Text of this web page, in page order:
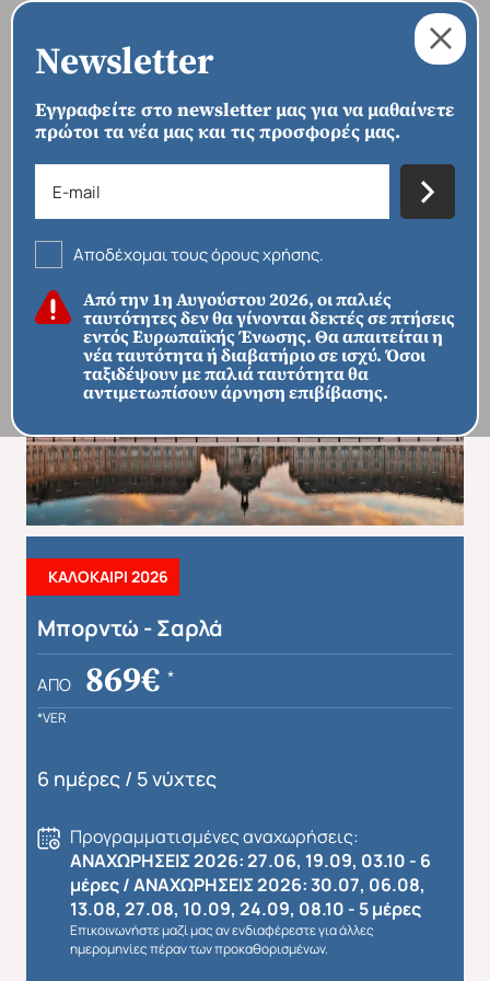
Newsletter
Εγγραφείτε στο newsletter μας για να μαθαίνετε
πρώτοι τα νέα μας και τις προσφορές μας.
Αποδέχομαι τους όρους χρήσης.
Από την 1η Αυγούστου 2026, οι παλιές
ταυτότητες δεν θα γίνονται δεκτές σε πτήσεις
εντός Ευρωπαϊκής Ένωσης. Θα απαιτείται η
νέα ταυτότητα ή διαβατήριο σε ισχύ. Όσοι
ταξιδέψουν με παλιά ταυτότητα θα
αντιμετωπίσουν άρνηση επιβίβασης.
Απευθείας απο Ηράκλειο Εκτός Ευρώπης
ΑΡΧΙΚΗ › ΠΡΟΟΡΙΣΜΟΙ › ΕΥΡΏΠΗ › ΓΑΛΛΊΑ
ΚΑΛΟΚΑΙΡΙ 2026
Μπορντώ - Σαρλά
ΑΠΌ 869€ *
*VER
6 ημέρες / 5 νύχτες
Προγραμματισμένες αναχωρήσεις:
ΑΝΑΧΩΡΗΣΕΙΣ 2026: 27.06, 19.09, 03.10 - 6
μέρες / ΑΝΑΧΩΡΗΣΕΙΣ 2026: 30.07, 06.08,
13.08, 27.08, 10.09, 24.09, 08.10 - 5 μέρες
Επικοινωνήστε μαζί μας αν ενδιαφέρεστε για άλλες
ημερομηνίες πέραν των προκαθορισμένων.